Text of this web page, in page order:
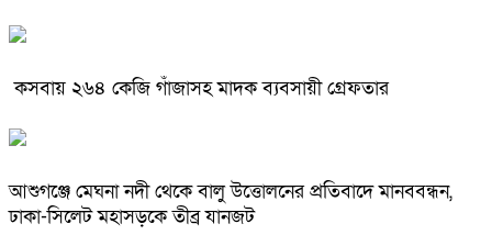
কসবায় ২৬৪ কেজি গাঁজাসহ মাদক ব্যবসায়ী গ্রেফতার
আশুগঞ্জে মেঘনা নদী থেকে বালু উত্তোলনের প্রতিবাদে মানববন্ধন,
ঢাকা-সিলেট মহাসড়কে তীব্র যানজট